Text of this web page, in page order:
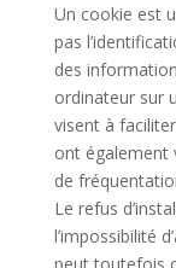
Un cookie est
pas
des
ordinateur sur
visent à
ont également
de
Le refus
l’impossibilité